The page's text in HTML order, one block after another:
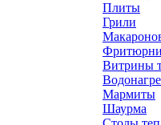
Плиты
Грили
Витрины
Мармиты
Шаурма